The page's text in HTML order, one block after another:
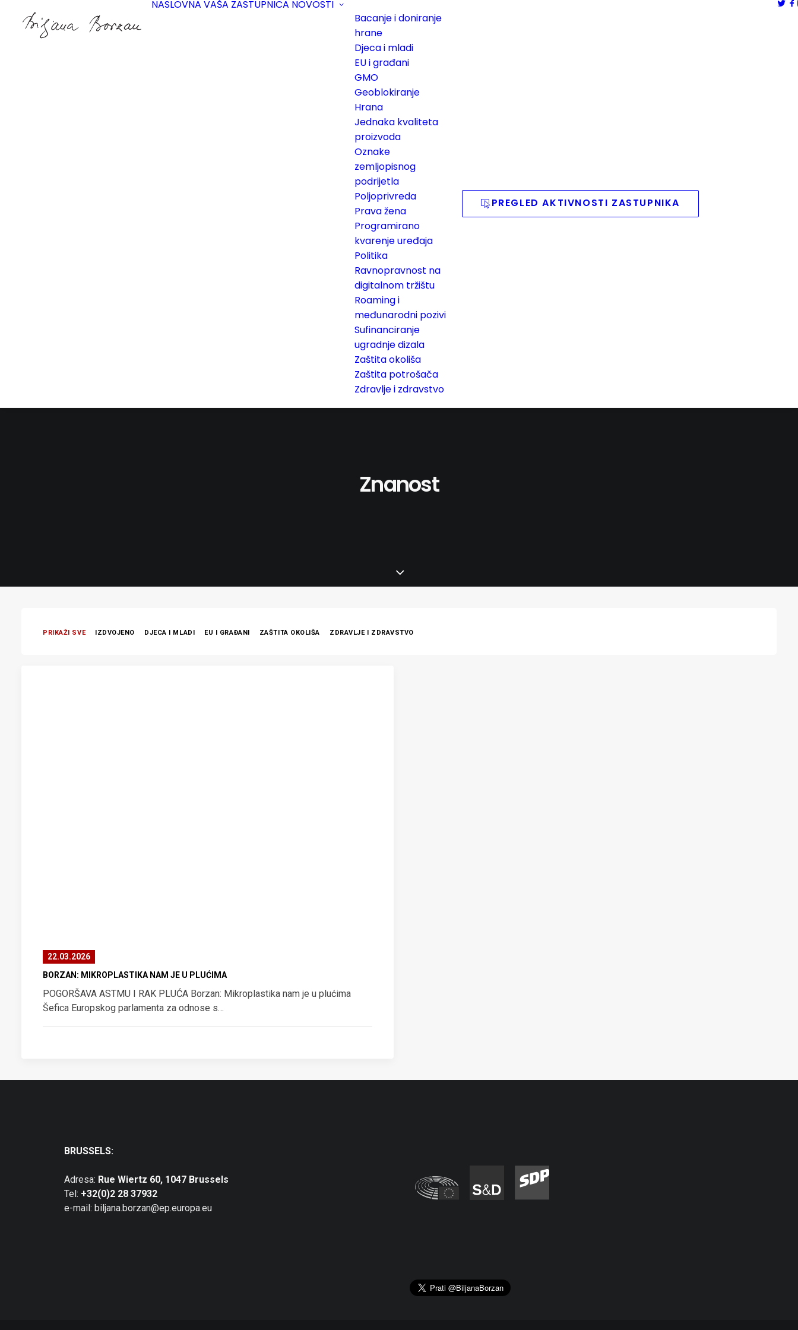
NASLOVNA VAŠA ZASTUPNICA NOVOSTI
Bacanje i doniranje
hrane
Djeca i mladi
EU i građani
GMO
Geoblokiranje
Hrana
Jednaka kvaliteta
proizvoda
Oznake
zemljopisnog
podrijetla
Poljoprivreda
Prava žena
Programirano
kvarenje uređaja
Politika
Ravnopravnost na
digitalnom tržištu
Roaming i
međunarodni pozivi
Sufinanciranje
ugradnje dizala
Zaštita okoliša
Zaštita potrošača
Zdravlje i zdravstvo
PREGLED AKTIVNOSTI ZASTUPNIKA
Znanost
PRIKAŽI SVE IZDVOJENO DJECA I MLADI EU I GRAĐANI ZAŠTITA OKOLIŠA ZDRAVLJE I ZDRAVSTVO
22.03.2026
BORZAN: MIKROPLASTIKA NAM JE U PLUĆIMA
POGORŠAVA ASTMU I RAK PLUĆA Borzan: Mikroplastika nam je u plućima
Šefica Europskog parlamenta za odnose s…
BRUSSELS:
Adresa: Rue Wiertz 60, 1047 Brussels
Tel: +32(0)2 28 37932
e-mail: biljana.borzan@ep.europa.eu